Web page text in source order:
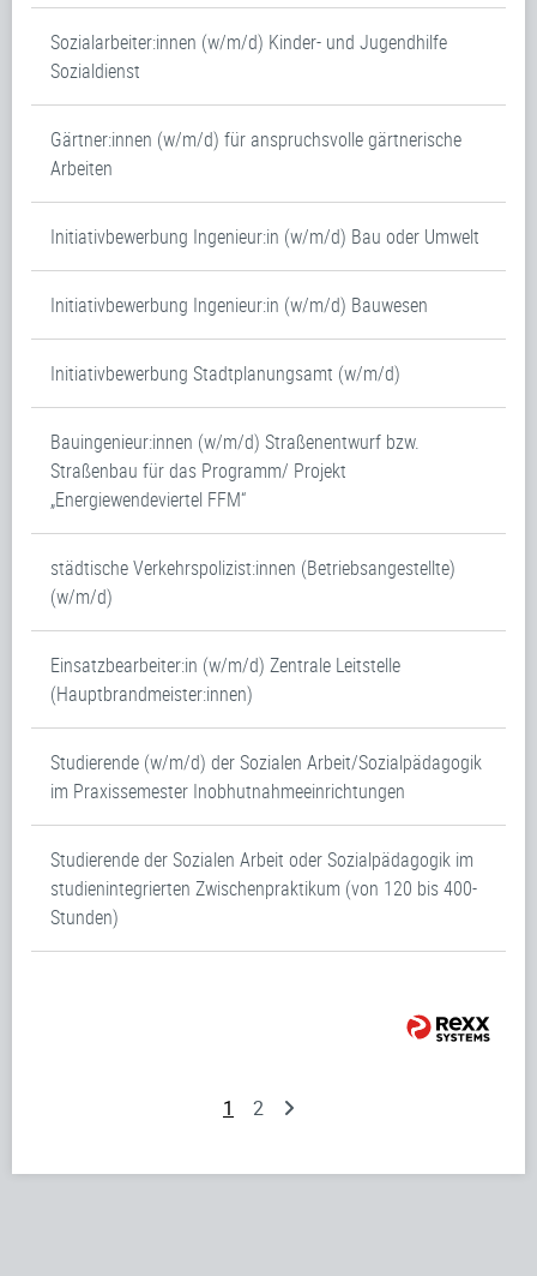
Sozialarbeiter:innen (w/m/d) Kinder- und Jugendhilfe
Sozialdienst
Gärtner:innen (w/m/d) für anspruchsvolle gärtnerische
Arbeiten
Initiativbewerbung Ingenieur:in (w/m/d) Bau oder Umwelt
Initiativbewerbung Ingenieur:in (w/m/d) Bauwesen
Initiativbewerbung Stadtplanungsamt (w/m/d)
Bauingenieur:innen (w/m/d) Straßenentwurf bzw.
Straßenbau für das Programm/ Projekt
„Energiewendeviertel FFM“
städtische Verkehrspolizist:innen (Betriebsangestellte)
(w/m/d)
Einsatzbearbeiter:in (w/m/d) Zentrale Leitstelle
(Hauptbrandmeister:innen)
Studierende (w/m/d) der Sozialen Arbeit/Sozialpädagogik
im Praxissemester Inobhutnahmeeinrichtungen
Studierende der Sozialen Arbeit oder Sozialpädagogik im
studienintegrierten Zwischenpraktikum (von 120 bis 400-
Stunden)
1 2